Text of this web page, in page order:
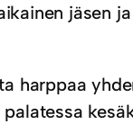
jäsen
harppaa